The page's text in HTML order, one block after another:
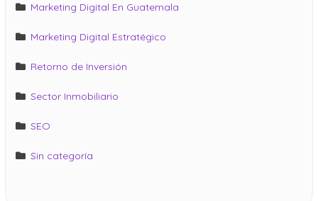
Marketing Digital En Guatemala
Marketing Digital Estratégico
Retorno de Inversión
Sector Inmobiliario
SEO
Sin categoría